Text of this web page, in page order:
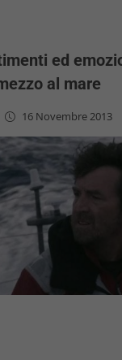
ed
al mare
16 Novembre 2013